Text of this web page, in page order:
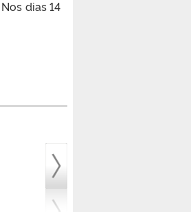
dias 14